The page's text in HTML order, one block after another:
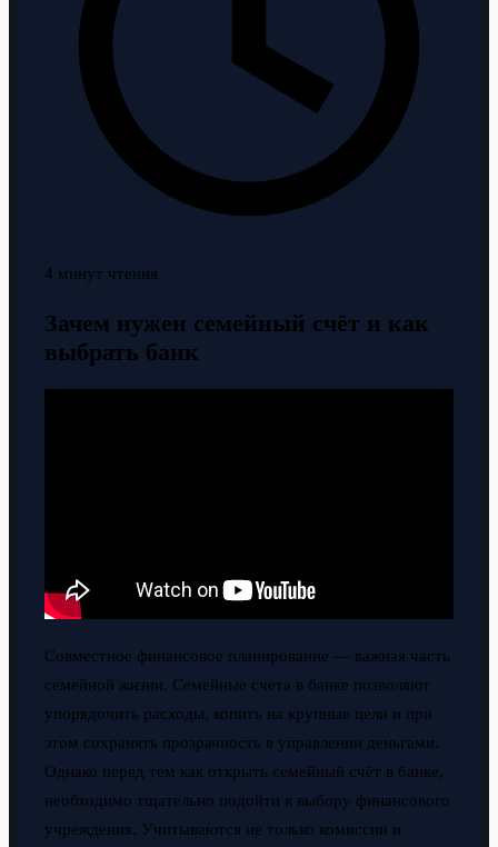
4 минут чтения
Зачем нужен семейный счёт и как
выбрать банк
Совместное финансовое планирование — важная часть
семейной жизни. Семейные счета в банке позволяют
упорядочить расходы, копить на крупные цели и при
этом сохранять прозрачность в управлении деньгами.
Однако перед тем как открыть семейный счёт в банке,
необходимо тщательно подойти к выбору финансового
учреждения. Учитываются не только комиссии и